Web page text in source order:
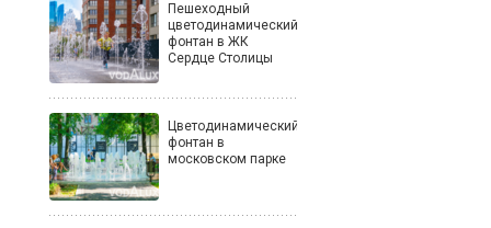
Пешеходный
цветодинамический
фонтан в ЖК
Сердце Столицы
Цветодинамический
фонтан в
московском парке